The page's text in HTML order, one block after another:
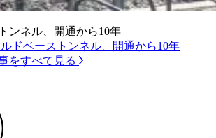
ンネル、開通から10年
ドベーストンネル、開通から10年
をすべて見る